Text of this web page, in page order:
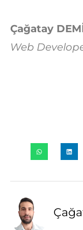
Çağatay
Web